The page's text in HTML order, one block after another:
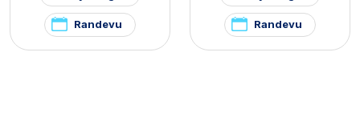
Randevu Randevu